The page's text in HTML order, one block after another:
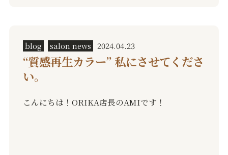
blog salon news 2024.04.23
“質感再生カラー” 私にさせてくださ
い。
こんにちは！ORIKA店長のAMIです！